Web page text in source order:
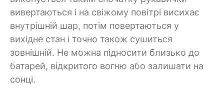
вивертаються і на свіжому повітрі висихає
внутрішній шар, потім повертаються у
вихідне стан і точно також сушиться
зовнішній. Не можна підносити близько до
батарей, відкритого вогню або залишати на
сонці.